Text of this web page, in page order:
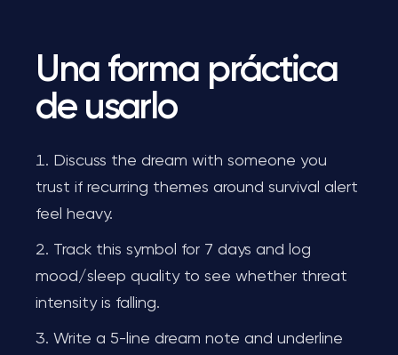
Una forma práctica
de usarlo
Discuss the dream with someone you
trust if recurring themes around survival alert
feel heavy.
Track this symbol for 7 days and log
mood/sleep quality to see whether threat
intensity is falling.
Write a 5-line dream note and underline